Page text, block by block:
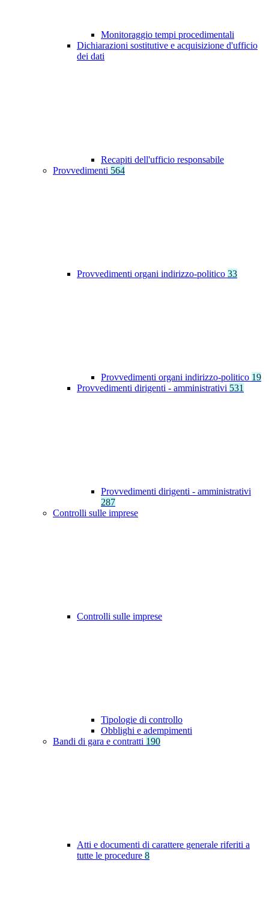
Monitoraggio tempi procedimentali
Dichiarazioni sostitutive e acquisizione d'ufficio
dei dati
Recapiti dell'ufficio responsabile
Provvedimenti 564
Provvedimenti organi indirizzo-politico 33
Provvedimenti organi indirizzo-politico 19
Provvedimenti dirigenti - amministrativi 531
Provvedimenti dirigenti - amministrativi
287
Controlli sulle imprese
Controlli sulle imprese
Tipologie di controllo
Obblighi e adempimenti
Bandi di gara e contratti 190
Atti e documenti di carattere generale riferiti a
tutte le procedure 8